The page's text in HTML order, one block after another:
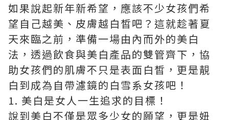
如果說起新年新希望，應該不少女孩們希
望自己越美、皮膚越白皙吧？這就趁著夏
天來臨之前，準備一場由內而外的美白
法，透過飲食與美白產品的雙管齊下，協
助女孩們的肌膚不只是表面白皙，更是靚
白到成為自帶濾鏡的白雪系女孩吧！
1. 美白是女人一生追求的目標！
說到美白不僅是眾多少女的願望，更是妞